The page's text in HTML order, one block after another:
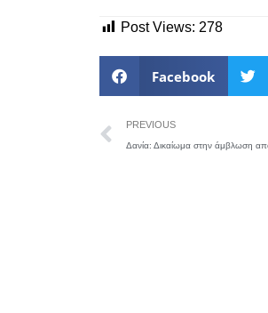
Post Views: 278
Facebook
PREVIOUS
Δανία: Δικαίωμα στην άμβλωση